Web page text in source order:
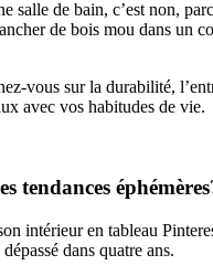
salle de bain, c’est non,
de bois mou dans un
vous sur la durabilité,
avec vos habitudes de vie.
tendances
intérieur en tableau
dans quatre ans.